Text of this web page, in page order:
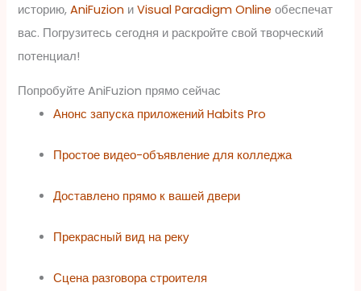
историю,AniFuzion иVisual Paradigm Online обеспечат
вас. Погрузитесь сегодня и раскройте свой творческий
потенциал!
Попробуйте AniFuzion прямо сейчас
Анонс запуска приложений Habits Pro
Простое видео-объявление для колледжа
Доставлено прямо к вашей двери
Прекрасный вид на реку
Сцена разговора строителя